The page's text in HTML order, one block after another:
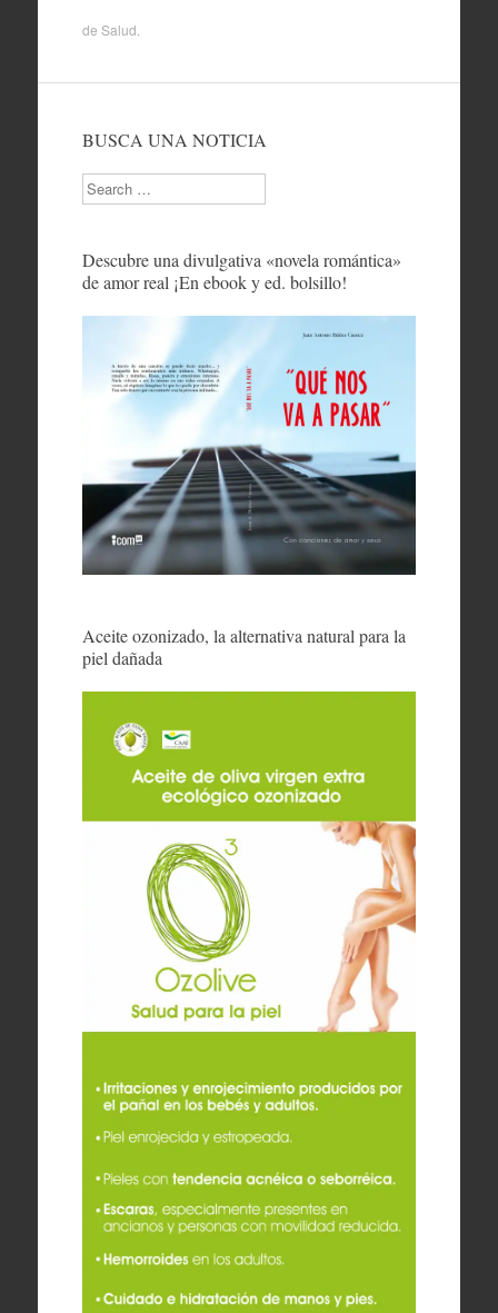
de Salud
BUSCA UNA NOTICIA
Search
Descubre una divulgativa «novela romántica»
de amor real ¡En ebook y ed. bolsillo!
Aceite ozonizado, la alternativa natural para la
piel dañada